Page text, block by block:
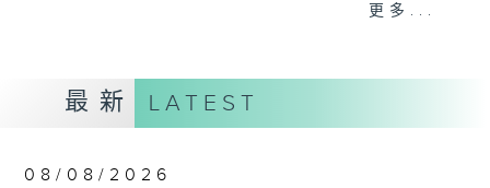
and soft rock hits, which gently
grow in pace, moving you towards
the 2000s and a perfect morning
更多...
最新 LATEST
08/08/2026